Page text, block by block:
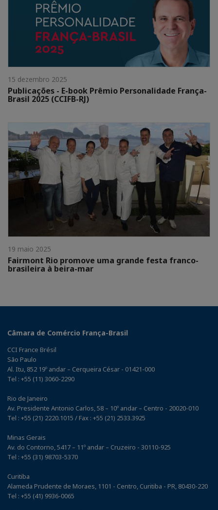
15 dezembro 2025
Publicações - E-book Prêmio Personalidade França-
Brasil 2025 (CCIFB-RJ)
19 maio 2025
Fairmont Rio promove uma grande festa franco-
brasileira à beira-mar
Câmara de Comércio França-Brasil
CCI France Brésil
São Paulo
Al. Itu, 852 19º andar – Cerqueira César - 01421-000
Tel : +55 (11) 3060-2290
Rio de Janeiro
Av. Presidente Antonio Carlos, 58 – 10º andar – Centro - 20020-010
Tel : +55 (21) 2220.1015 / Fax : +55 (21) 2533.3925
Minas Gerais
Av. do Contorno, 5417 – 11º andar – Cruzeiro - 30110-925
Tel : +55 (31) 98703-5370
Curitiba
Alameda Prudente de Moraes, 1101 - Centro, Curitiba - PR, 80430-220
Tel : +55 (41) 9936-0065